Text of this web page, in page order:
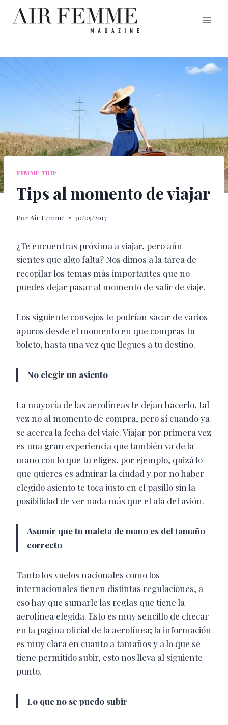
Saltar
FEMME TRIP
Tips al momento de viajar
Por Air Femme 30/05/2017
¿Te encuentras próxima a viajar, pero aún
sientes que algo falta? Nos dimos a la tarea de
recopilar los temas más importantes que no
puedes dejar pasar al momento de salir de viaje.
Los siguiente consejos te podrían sacar de varios
apuros desde el momento en que compras tu
boleto, hasta una vez que llegues a tu destino.
No elegir un asiento
La mayoría de las aerolíneas te dejan hacerlo, tal
vez no al momento de compra, pero sí cuando ya
se acerca la fecha del viaje. Viajar por primera vez
es una gran experiencia que también va de la
mano con lo que tu eliges, por ejemplo, quizá lo
que quieres es admirar la ciudad y por no haber
elegido asiento te toca justo en el pasillo sin la
posibilidad de ver nada más que el ala del avión.
Asumir que tu maleta de mano es del tamaño
correcto
Tanto los vuelos nacionales como los
internacionales tienen distintas regulaciones, a
eso hay que sumarle las reglas que tiene la
aerolínea elegida. Esto es muy sencillo de checar
en la pagina oficial de la aerolínea; la información
es muy clara en cuanto a tamaños y a lo que se
tiene permitido subir, esto nos lleva al siguiente
punto.
Lo que no se puedo subir